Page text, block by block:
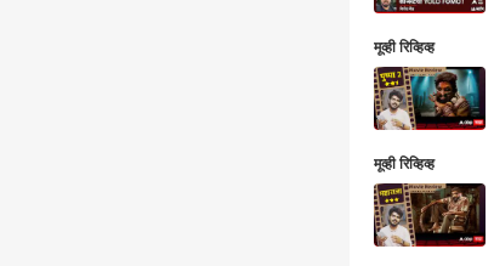
मूव्ही रिव्हिव्ह
मूव्ही रिव्हिव्ह